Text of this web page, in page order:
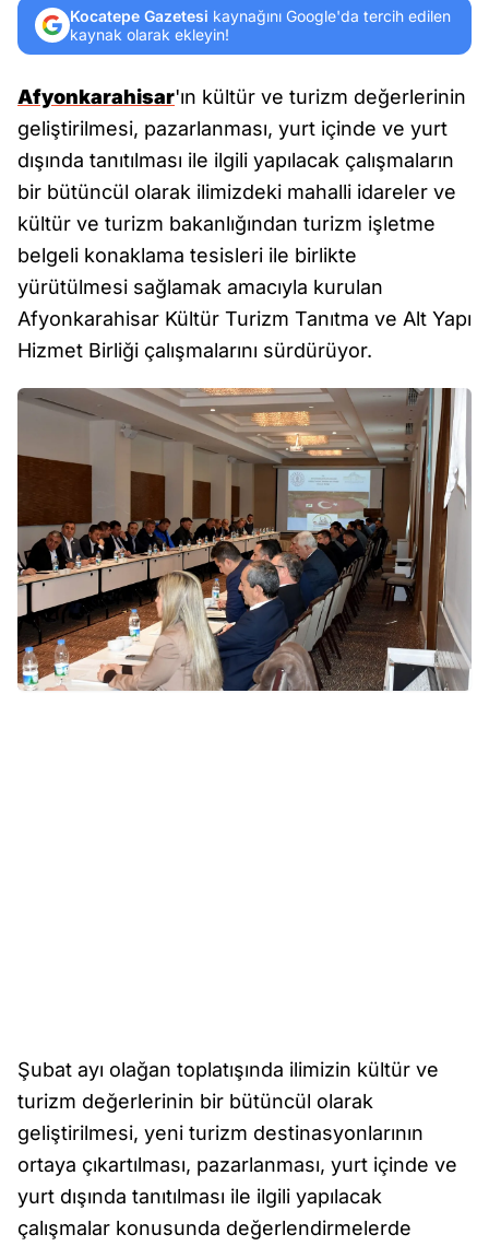
Kocatepe Gazetesi kaynağını Google'da tercih edilen
kaynak olarak ekleyin!
Afyonkarahisar'ın kültür ve turizm değerlerinin
geliştirilmesi, pazarlanması, yurt içinde ve yurt
dışında tanıtılması ile ilgili yapılacak çalışmaların
bir bütüncül olarak ilimizdeki mahalli idareler ve
kültür ve turizm bakanlığından turizm işletme
belgeli konaklama tesisleri ile birlikte
yürütülmesi sağlamak amacıyla kurulan
Afyonkarahisar Kültür Turizm Tanıtma ve Alt Yapı
Hizmet Birliği çalışmalarını sürdürüyor.
Şubat ayı olağan toplatışında ilimizin kültür ve
turizm değerlerinin bir bütüncül olarak
geliştirilmesi, yeni turizm destinasyonlarının
ortaya çıkartılması, pazarlanması, yurt içinde ve
yurt dışında tanıtılması ile ilgili yapılacak
çalışmalar konusunda değerlendirmelerde